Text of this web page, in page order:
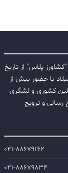
پلاس" از تاریخ
برج میلاد با حضور بیش از
کشوری و لشگری
رسانی و ترویج
۰۲۱-۸۸۶۷۹۱۶۲
۰۲۱-۸۸۶۷۹۸۳۴